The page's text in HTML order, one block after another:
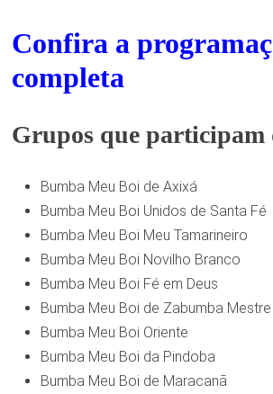
Confira a
completa
Grupos que participam
Bumba Meu Boi de Axixá
Bumba Meu Boi Unidos de Santa Fé
Bumba Meu Boi Meu Tamarineiro
Bumba Meu Boi Novilho Branco
Bumba Meu Boi Fé em Deus
Bumba Meu Boi de Zabumba
Bumba Meu Boi Oriente
Bumba Meu Boi da Pindoba
Bumba Meu Boi de Maracanã